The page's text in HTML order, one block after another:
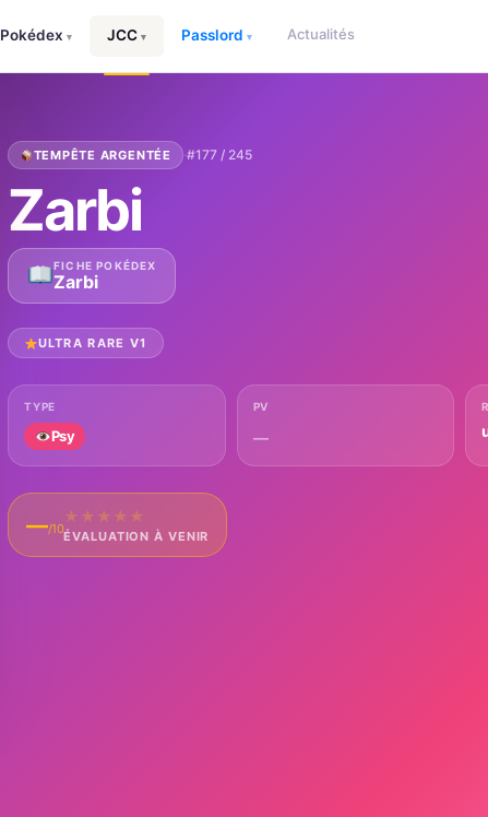
Pokédex ▾ JCC ▾ Passlord ▾ Actualités
TEMPÊTE ARGENTÉE ·#177 / 245
Zarbi
FICHE POKÉDEX
Zarbi
ULTRA RARE V1
TYPE
Psy
PV
—
—/10
★ ★ ★ ★ ★
ÉVALUATION À VENIR